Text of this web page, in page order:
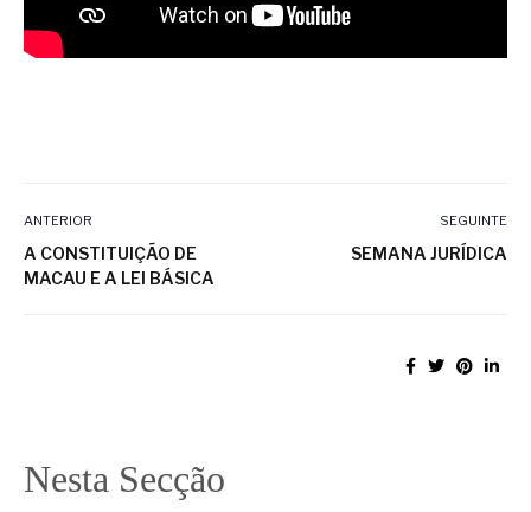
ANTERIOR
A CONSTITUIÇÃO DE
MACAU E A LEI BÁSICA
SEGUINTE
SEMANA JURÍDICA
Nesta Secção